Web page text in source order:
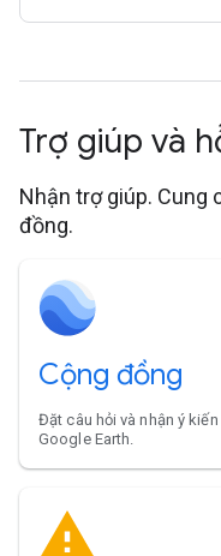
Trợ giúp và
Nhận trợ giúp. Cung
đồng.
Cộng đồng
Đặt câu hỏi và nhận ý
Google Earth.